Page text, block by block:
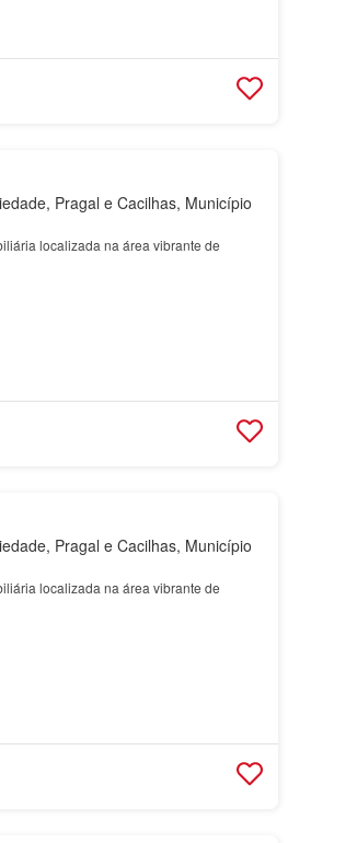
Pragal e Cacilhas, Município
localizada na área vibrante de
Pragal e Cacilhas, Município
localizada na área vibrante de